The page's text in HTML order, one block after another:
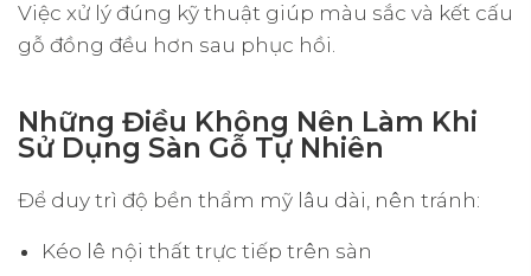
Việc xử lý đúng kỹ thuật giúp màu sắc và kết cấu
gỗ đồng đều hơn sau phục hồi.
Những Điều Không Nên Làm Khi
Sử Dụng Sàn Gỗ Tự Nhiên
Để duy trì độ bền thẩm mỹ lâu dài, nên tránh:
Kéo lê nội thất trực tiếp trên sàn